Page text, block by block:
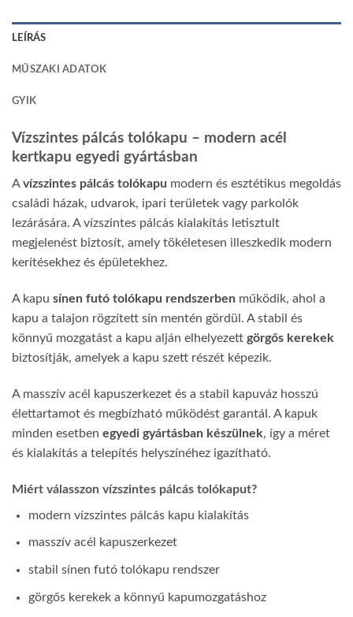
LEÍRÁS
MŰSZAKI ADATOK
GYIK
Vízszintes pálcás tolókapu – modern acél
kertkapu egyedi gyártásban
Avízszintes pálcás tolókapu modern és esztétikus megoldás
családi házak, udvarok, ipari területek vagy parkolók
lezárására. A vízszintes pálcás kialakítás letisztult
megjelenést biztosít, amely tökéletesen illeszkedik modern
kerítésekhez és épületekhez.
A kapu sínen futó tolókapu rendszerben működik, ahol a
kapu a talajon rögzített sín mentén gördül. A stabil és
könnyű mozgatást a kapu alján elhelyezett görgős kerekek
biztosítják, amelyek a kapu szett részét képezik.
A masszív acél kapuszerkezet és a stabil kapuváz hosszú
élettartamot és megbízható működést garantál. A kapuk
minden esetben egyedi gyártásban készülnek, így a méret
és kialakítás a telepítés helyszínéhez igazítható.
Miért válasszon vízszintes pálcás tolókaput?
modern vízszintes pálcás kapu kialakítás
masszív acél kapuszerkezet
stabil sínen futó tolókapu rendszer
görgős kerekek a könnyű kapumozgatáshoz